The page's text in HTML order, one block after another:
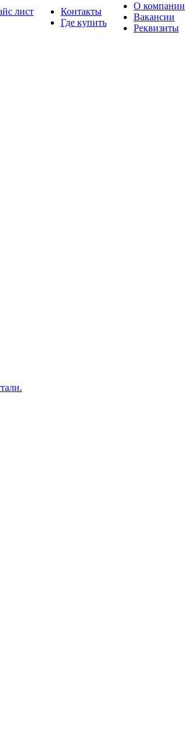
лист
Контакты
Где купить
О компании
Вакансии
Реквизиты